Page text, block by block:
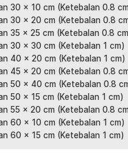
minuman membuat
bisa meletakkannya di
anti-slip yang membuat
digunakan. Fitur ini sangat
peralatan mudah
bar mat ini menjadi
penggunaannya. Ukuran bar
30 x 10 cm (Ketebalan 0.8
30 x 20 cm (Ketebalan 0.8
35 x 25 cm (Ketebalan 0.8
30 x 30 cm (Ketebalan 1 cm)
40 x 20 cm (Ketebalan 1 cm)
45 x 20 cm (Ketebalan 0.8
50 x 40 cm (Ketebalan 0.8
50 x 15 cm (Ketebalan 1 cm)
55 x 20 cm (Ketebalan 0.8
60 x 10 cm (Ketebalan 1 cm)
60 x 15 cm (Ketebalan 1 cm)